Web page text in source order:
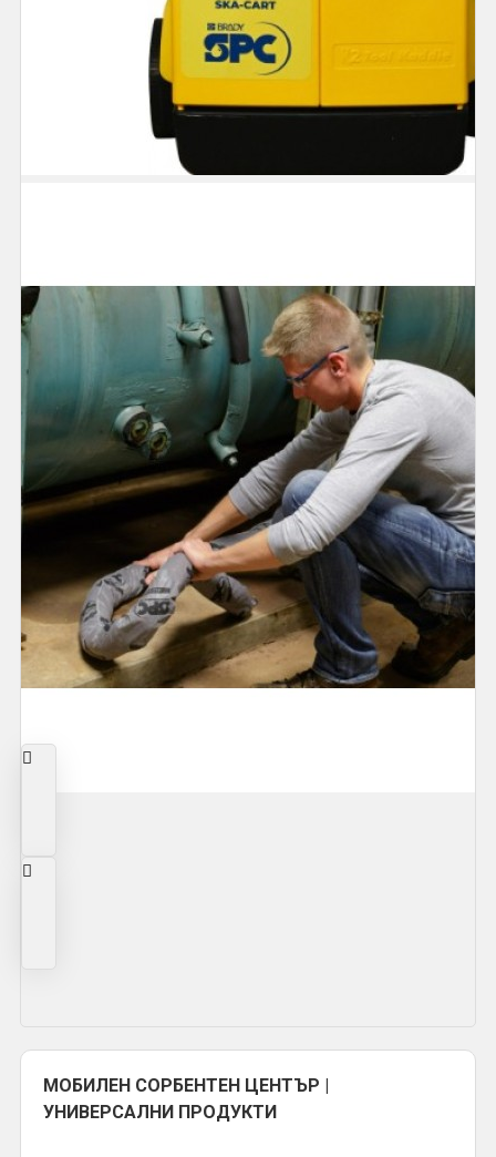
МОБИЛЕН СОРБЕНТЕН ЦЕНТЪР |
УНИВЕРСАЛНИ ПРОДУКТИ